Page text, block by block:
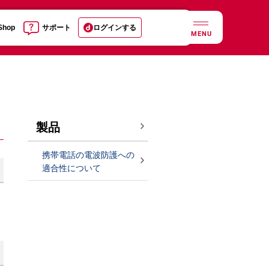
サポート ログインする
MENU
製品
携帯電話の電波防護への
適合性について